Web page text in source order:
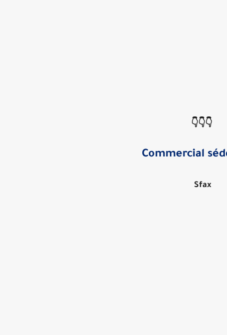
👇👇👇
Commercial
Sfax